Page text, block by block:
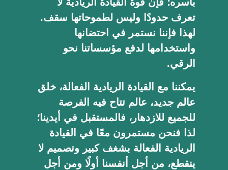
تعرف حدودًا وليس لطموحاتها سقف.
لهذا فإننا نستمر في احتضانها
واستخدامها لدفع مؤسساتنا نحو
الرقي.
يمكننا مع القيادة الريادية الفعالة، خلق
عالم جديد، عالم تتاح فيه الفرصة
للجميع للازدهار، فالمستقبل في أيدينا؛
لذا فنحن مستمرون معًا في القيادة
الريادية الفعالة بشغف كبير وتصميم لا
ينقطع، من أجل أنفسنا أولًا ومن أجل